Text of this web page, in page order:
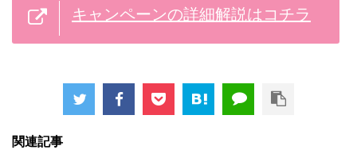
キャンペーンの詳細解説はコチラ
関連記事